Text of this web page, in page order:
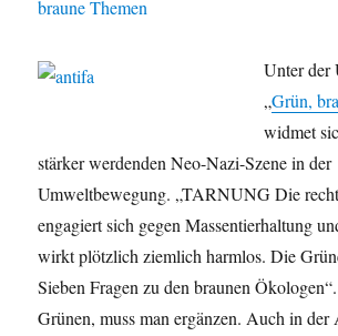
Unter der
„Grün,
widmet
stärker werdenden Neo-Nazi-Szene in der
Umweltbewegung. „TARNUNG Die
engagiert sich gegen Massentierhaltung
wirkt plötzlich ziemlich harmlos. Die
Sieben Fragen zu den braunen
Grünen, muss man ergänzen. Auch in